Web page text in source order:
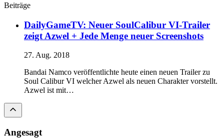
Beiträge
DailyGameTV: Neuer SoulCalibur VI-Trailer
zeigt Azwel + Jede Menge neuer Screenshots
27. Aug. 2018
Bandai Namco veröffentlichte heute einen neuen Trailer zu
Soul Calibur VI welcher Azwel als neuen Charakter vorstellt.
Azwel ist mit…
Angesagt